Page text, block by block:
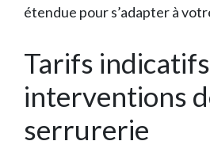
étendue pour s’adapter à
Tarifs
interventions
serrurerie